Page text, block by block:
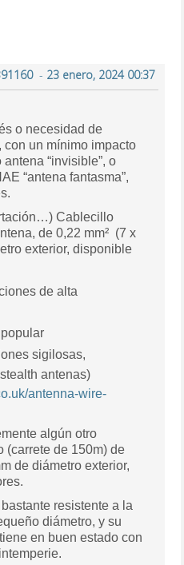
- 23 enero, 2024 00:37
o necesidad de
un mínimo impacto
“invisible”, o
“antena fantasma”,
Cablecillo
de 0,22 mm² (7 x
exterior, disponible
de alta
sigilosas,
antenas)
antenna-wire-
algún otro
(carrete de 150m) de
de diámetro exterior,
resistente a la
diámetro, y su
en buen estado con